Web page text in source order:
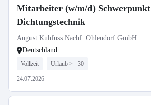
Mitarbeiter (w/m/d) Schwerpunkt
Dichtungstechnik
August Kuhfuss Nachf. Ohlendorf GmbH
Deutschland
Vollzeit Urlaub >= 30
24.07.2026